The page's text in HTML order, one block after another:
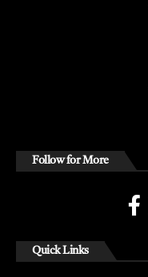
Follow for More
Quick Links